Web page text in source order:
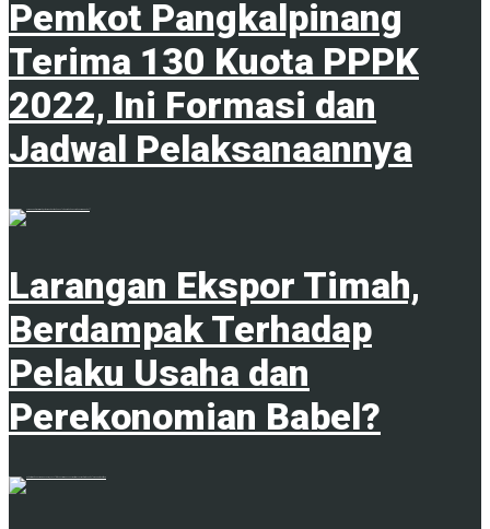
Pemkot Pangkalpinang
Terima 130 Kuota PPPK
2022, Ini Formasi dan
Jadwal Pelaksanaannya
Larangan Ekspor Timah,
Berdampak Terhadap
Pelaku Usaha dan
Perekonomian Babel?